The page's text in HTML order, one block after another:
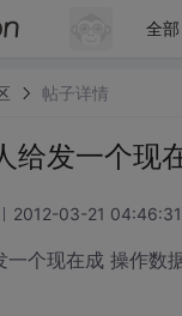
全部
帖子详情
给发一个现
2012-03-21 04:46:31
一个现在成 操作数